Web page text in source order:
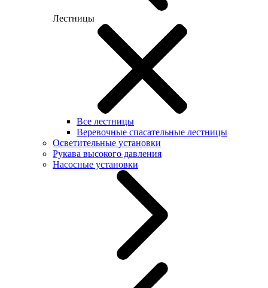
Лестницы
Все лестницы
Веревочные спасательные лестницы
Осветительные установки
Рукава высокого давления
Насосные установки